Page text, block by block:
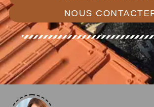
NOUS